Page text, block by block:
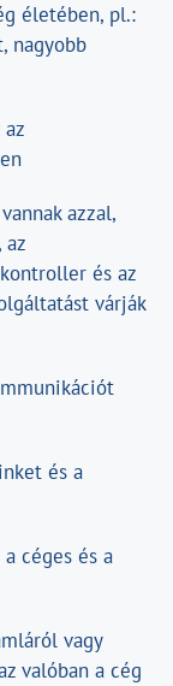
életében, pl.:
nagyobb
azzal,
és az
várják
és a
céges és a
vagy
valóban a cég